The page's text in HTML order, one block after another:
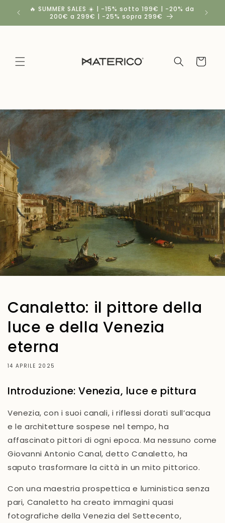
direttamente
ai contenuti
🔥 SUMMER SALES ☀️ | -15% sotto 199€ | -20% da
200€ a 299€ | -25% sopra 299€
Carrello
Canaletto: il pittore della
luce e della Venezia
eterna
14 APRILE 2025
Introduzione: Venezia, luce e pittura
Venezia, con i suoi canali, i riflessi dorati sull’acqua
e le architetture sospese nel tempo, ha
affascinato pittori di ogni epoca. Ma nessuno come
Giovanni Antonio Canal, dettoCanaletto, ha
saputo trasformare la città in unmito pittorico.
Con una maestria prospettica e luministica senza
pari, Canaletto ha creato immagini quasi
fotografiche della Venezia del Settecento,